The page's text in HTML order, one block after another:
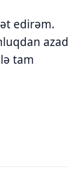
edirəm.
azad
tam